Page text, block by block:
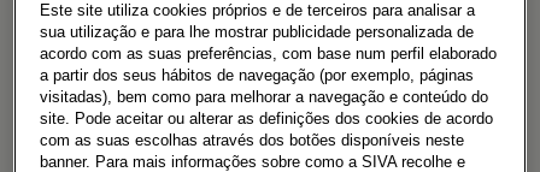
tração total vem de série na motorização
híbrida, garantindo ainda mais desempenho e
versatilidade. A gama inclui cinco versões, todas
com tejadilho elevatório de série: Beach, Beach
Tour, Beach Camper, Coast e Ocean.
Este site utiliza cookies próprios e de terceiros para analisar a
sua utilização e para lhe mostrar publicidade personalizada de
acordo com as suas preferências, com base num perfil elaborado
a partir dos seus hábitos de navegação (por exemplo, páginas
visitadas), bem como para melhorar a navegação e conteúdo do
site. Pode aceitar ou alterar as definições dos cookies de acordo
com as suas escolhas através dos botões disponíveis neste
banner. Para mais informações sobre como a SIVA recolhe e